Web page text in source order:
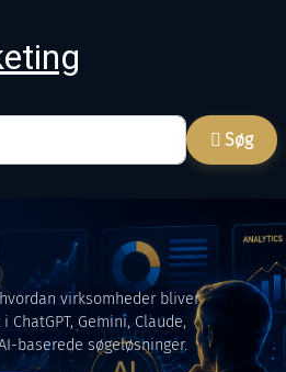
Søg
virksomheder bliver
Gemini, Claude,
baserede søgeløsninger.